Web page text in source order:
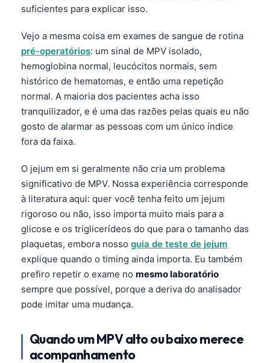
suficientes para explicar isso.
Vejo a mesma coisa em exames de sangue de rotina
pré-operatórios: um sinal de MPV isolado,
hemoglobina normal, leucócitos normais, sem
histórico de hematomas, e então uma repetição
normal. A maioria dos pacientes acha isso
tranquilizador, e é uma das razões pelas quais eu não
gosto de alarmar as pessoas com um único índice
fora da faixa.
O jejum em si geralmente não cria um problema
significativo de MPV. Nossa experiência corresponde
à literatura aqui: quer você tenha feito um jejum
rigoroso ou não, isso importa muito mais para a
glicose e os triglicerídeos do que para o tamanho das
plaquetas, embora nosso guia de teste de jejum
explique quando o timing ainda importa. Eu também
prefiro repetir o exame no mesmo laboratório
sempre que possível, porque a deriva do analisador
pode imitar uma mudança.
Quando um MPV alto ou baixo merece
acompanhamento
Slovenščina
Shqip
বাংলা
اردو
मराठी
తెలుగు
தமிழ்
ಕನ್ನಡ
Bahasa Melayu
Tiếng Việt
Tagalog
ไทย
ဗမာစာ
ភាសាខ្មែរ
Kiswahili